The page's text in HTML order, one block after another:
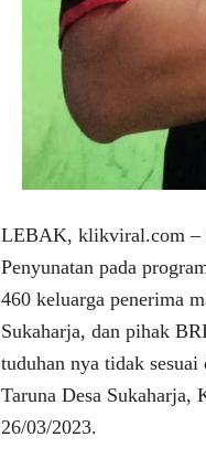
LEBAK, klikviral.com –
Penyunatan pada
460 keluarga penerima
Sukaharja, dan pihak
tuduhan nya tidak
Taruna Desa Sukaharja,
26/03/2023.